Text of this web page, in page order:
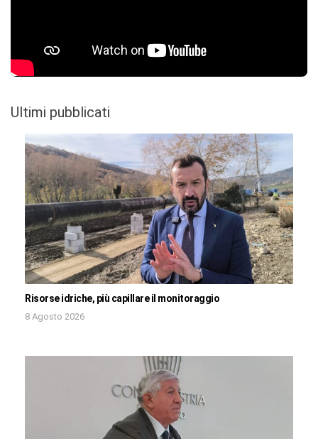
Ultimi pubblicati
Risorse idriche, più capillare il monitoraggio
8 Agosto 2026